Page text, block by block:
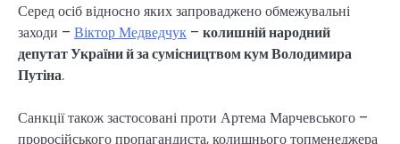
Серед осіб відносно яких запроваджено обмежувальні
заходи – Віктор Медведчук – колишній народний
депутат України й за сумісництвом кум Володимира
Путіна.
Санкції також застосовані проти Артема Марчевського –
проросійського пропагандиста, колишнього топменеджера